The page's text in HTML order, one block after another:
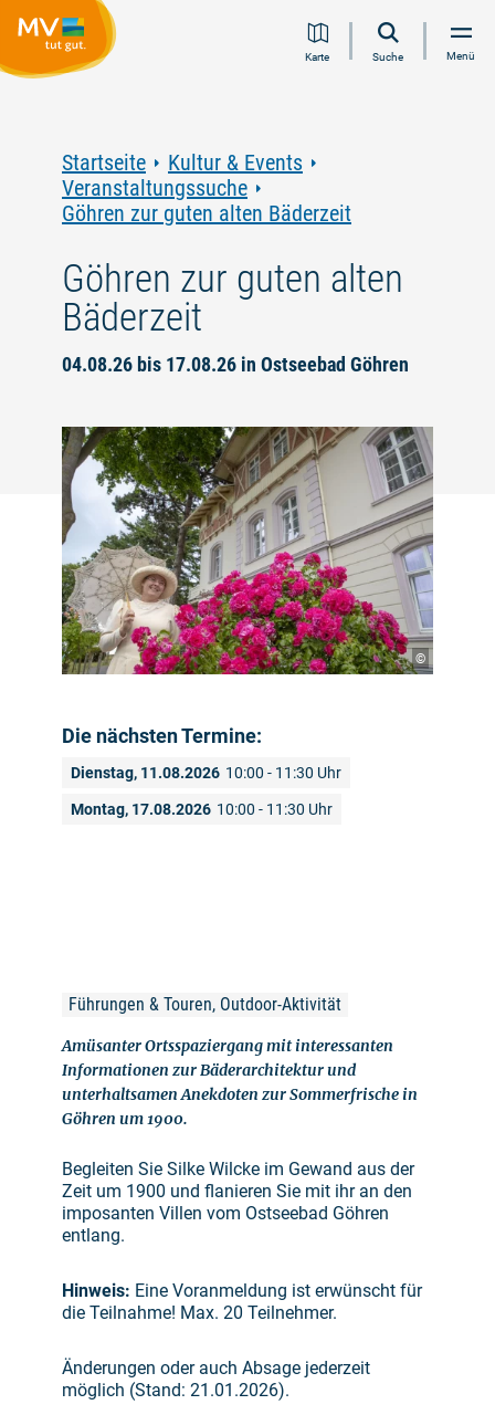
Inhalt
Navigation
Volltextsuche
FooterKarte Suche Menü
Startseite
Kultur & Events
Veranstaltungssuche
Göhren zur guten alten Bäderzeit
Göhren zur guten alten
Bäderzeit
04.08.26 bis 17.08.26 in Ostseebad Göhren
©
Die nächsten Termine:
Dienstag, 11.08.2026 10:00 - 11:30 Uhr
Montag, 17.08.2026 10:00 - 11:30 Uhr
Führungen & Touren, Outdoor-Aktivität
Amüsanter Ortsspaziergang mit interessanten
Informationen zur Bäderarchitektur und
unterhaltsamen Anekdoten zur Sommerfrische in
Göhren um 1900.
Begleiten Sie Silke Wilcke im Gewand aus der
Zeit um 1900 und flanieren Sie mit ihr an den
imposanten Villen vom Ostseebad Göhren
entlang.
Hinweis: Eine Voranmeldung ist erwünscht für
die Teilnahme! Max. 20 Teilnehmer.
Änderungen oder auch Absage jederzeit
möglich (Stand: 21.01.2026).